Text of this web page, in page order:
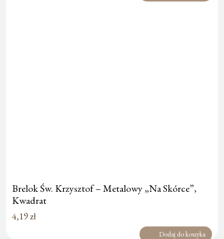
Brelok Św. Krzysztof – Metalowy „Na Skórce”,
Kwadrat
4,19zł
Dodaj do koszyka